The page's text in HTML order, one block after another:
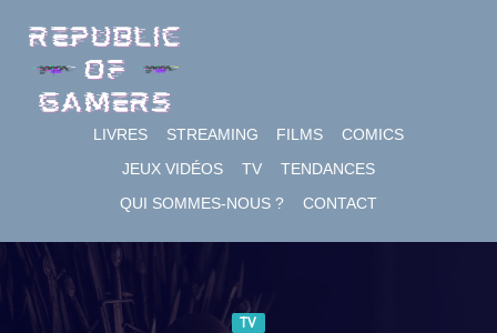
content
LIVRES STREAMING FILMS
COMICS
JEUX VIDÉOS
TV
TENDANCES
QUI SOMMES-NOUS ?
CONTACT
TV